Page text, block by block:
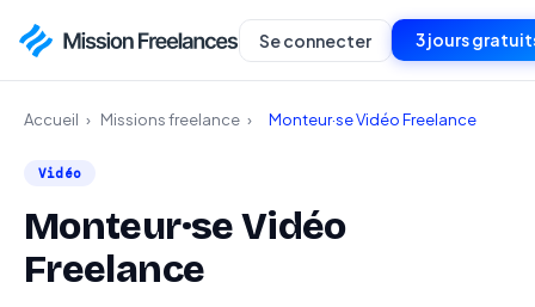
Se connecter 3 jours
Accueil › Missions freelance › Monteur·se Vidéo Freelance
Vidéo
Monteur·se Vidéo
Freelance